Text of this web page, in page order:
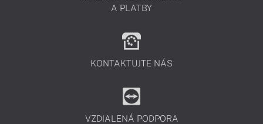
A PLATBY
KONTAKTUJTE NÁS
VZDIALENÁ PODPORA